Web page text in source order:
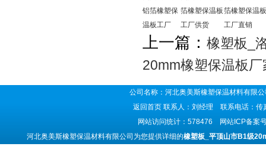
铝箔橡塑保
温板工厂
箔橡塑保温板
工厂供货
箔橡塑保温板
工厂直销
上一篇： 橡塑板_
20mm橡塑保温板厂
公司名称：河北奥美斯橡塑保温材料有
返回首页 联系人：刘经理 联系电话：
网站访问统计：578476 网站ICP备案
河北奥美斯橡塑保温材料有限公司为您提供详细的橡塑板_平顶山市B1级